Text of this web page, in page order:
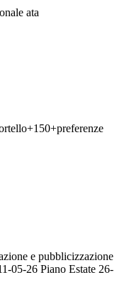
ata
e pubblicizzazione
05-26 Piano Estate 26-